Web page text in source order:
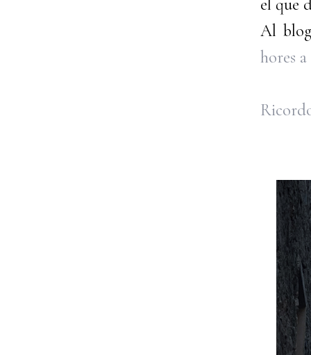
el que
Al
hores